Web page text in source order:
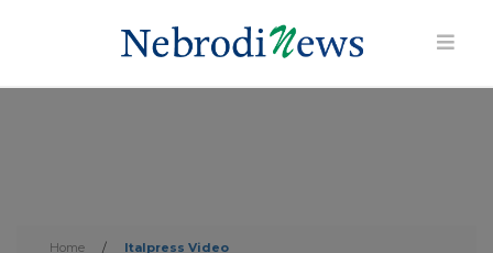
Home / Italpress Video